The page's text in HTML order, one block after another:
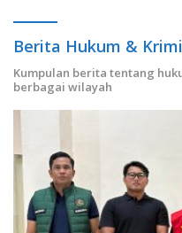
Berita Hukum &
Kumpulan berita tentang
berbagai wilayah